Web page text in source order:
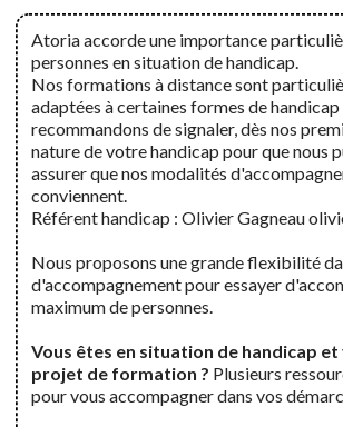
Atoria accorde une importance
personnes en situation de handicap.
Nos formations à distance sont
adaptées à certaines formes de handicap
recommandons de signaler, dès nos
nature de votre handicap pour que nous
assurer que nos modalités
conviennent.
Référent handicap : Olivier Gagneau
Nous proposons une grande flexibilité
d'accompagnement pour essayer
maximum de personnes.
Vous êtes en situation de handicap et
projet de formation ? Plusieurs
pour vous accompagner dans vos